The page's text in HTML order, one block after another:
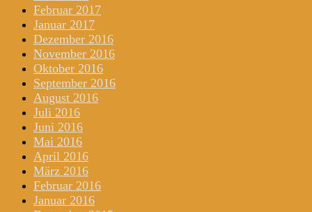
Februar 2017
Januar 2017
Dezember 2016
November 2016
Oktober 2016
September 2016
August 2016
Juli 2016
Juni 2016
Mai 2016
April 2016
März 2016
Februar 2016
Januar 2016